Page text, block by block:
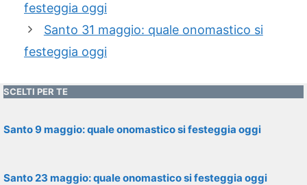
festeggia oggi
Santo 31 maggio: quale onomastico si
festeggia oggi
SCELTI PER TE
Santo 9 maggio: quale onomastico si festeggia oggi
Santo 23 maggio: quale onomastico si festeggia oggi